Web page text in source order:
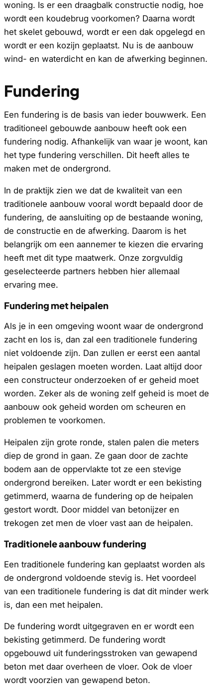
woning. Is er een draagbalk constructie nodig, hoe
wordt een koudebrug voorkomen? Daarna wordt
het skelet gebouwd, wordt er een dak opgelegd en
wordt er een kozijn geplaatst. Nu is de aanbouw
wind- en waterdicht en kan de afwerking beginnen.
Fundering
Een fundering is de basis van ieder bouwwerk. Een
traditioneel gebouwde aanbouw heeft ook een
fundering nodig. Afhankelijk van waar je woont, kan
het type fundering verschillen. Dit heeft alles te
maken met de ondergrond.
In de praktijk zien we dat de kwaliteit van een
traditionele aanbouw vooral wordt bepaald door de
fundering, de aansluiting op de bestaande woning,
de constructie en de afwerking. Daarom is het
belangrijk om een aannemer te kiezen die ervaring
heeft met dit type maatwerk. Onze zorgvuldig
geselecteerde partners hebben hier allemaal
ervaring mee.
Fundering met heipalen
Als je in een omgeving woont waar de ondergrond
zacht en los is, dan zal een traditionele fundering
niet voldoende zijn. Dan zullen er eerst een aantal
heipalen geslagen moeten worden. Laat altijd door
een constructeur onderzoeken of er geheid moet
worden. Zeker als de woning zelf geheid is moet de
aanbouw ook geheid worden om scheuren en
problemen te voorkomen.
Heipalen zijn grote ronde, stalen palen die meters
diep de grond in gaan. Ze gaan door de zachte
bodem aan de oppervlakte tot ze een stevige
ondergrond bereiken. Later wordt er een bekisting
getimmerd, waarna de fundering op de heipalen
gestort wordt. Door middel van betonijzer en
trekogen zet men de vloer vast aan de heipalen.
Traditionele aanbouw fundering
Een traditionele fundering kan geplaatst worden als
de ondergrond voldoende stevig is. Het voordeel
van een traditionele fundering is dat dit minder werk
is, dan een met heipalen.
De fundering wordt uitgegraven en er wordt een
bekisting getimmerd. De fundering wordt
opgebouwd uit funderingsstroken van gewapend
beton met daar overheen de vloer. Ook de vloer
wordt voorzien van gewapend beton.